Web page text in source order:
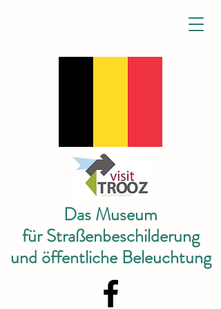
Das Museum
für Straßenbeschilderung
und öffentliche Beleuchtung